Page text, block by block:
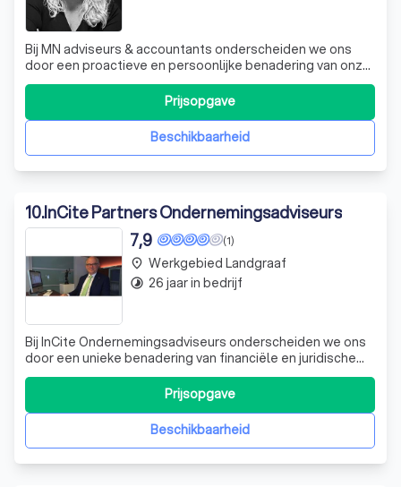
Bij MN adviseurs & accountants onderscheiden we ons
door een proactieve en persoonlijke benadering van onze
klanten. Wij zijn geen traditionele accountants; wij zijn uw
strategische partners in het ondernemerschap. Met een
team van hooggekwalificeerde professionals staan we
klaar om u te ondersteuneBeschikbaarheid
Prijsopgave
10.InCite Partners Ondernemingsadviseurs
(1)
7,9
Bij InCite Ondernemingsadviseurs onderscheiden we ons
door een unieke benadering van financiële en juridische
vraagstukken. Wij begrijpen dat elk bedrijf, groot of klein,
zijn eigen uitdagingen kent. Daarom analyseren we
situaties vanuit een financieel-juridisch perspectief,
waarbij we altijd streveBeschikbaarheid
Prijsopgave
place Werkgebied Landgraaf
timelapse 26 jaar in bedrijf